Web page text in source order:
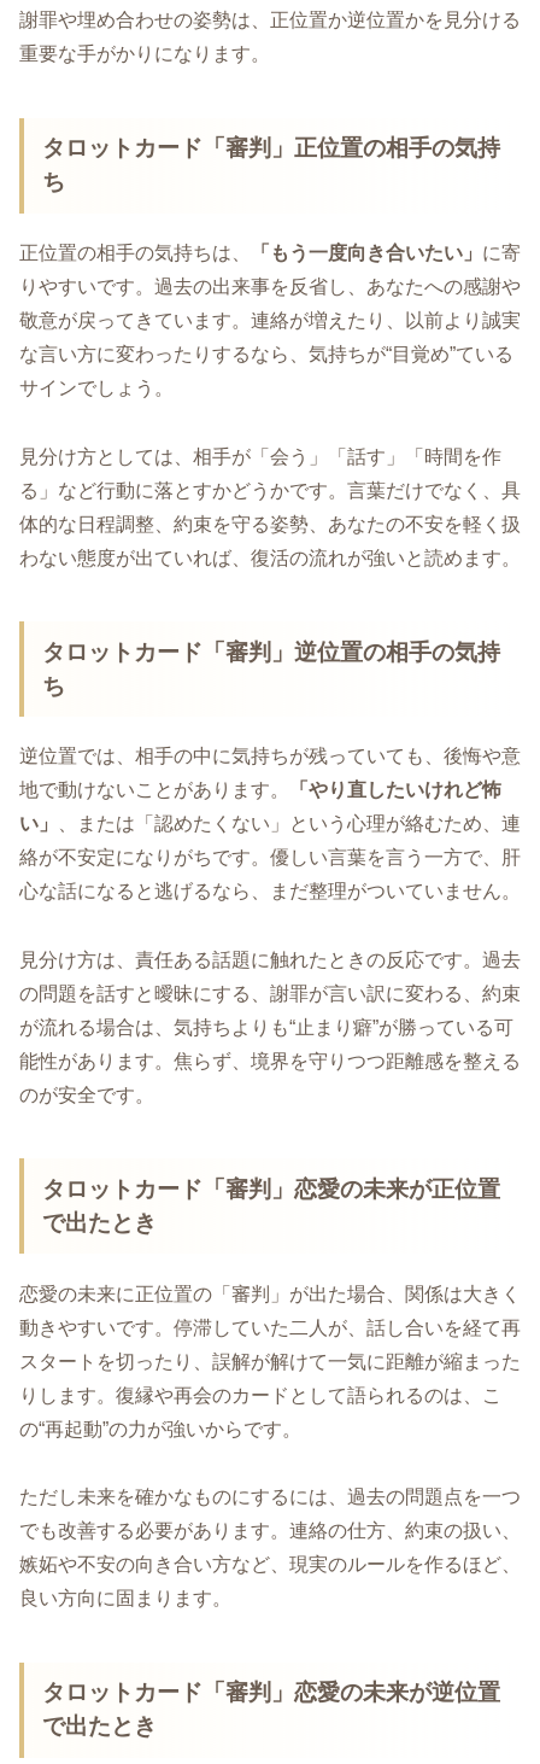
謝罪や埋め合わせの姿勢は、正位置か逆位置かを見分ける
重要な手がかりになります。
タロットカード「審判」正位置の相手の気持
ち
正位置の相手の気持ちは、 「もう一度向き合いたい」 に寄
りやすいです。過去の出来事を反省し、あなたへの感謝や
敬意が戻ってきています。連絡が増えたり、以前より誠実
な言い方に変わったりするなら、気持ちが“目覚め”ている
サインでしょう。
見分け方としては、相手が「会う」「話す」「時間を作
る」など行動に落とすかどうかです。言葉だけでなく、具
体的な日程調整、約束を守る姿勢、あなたの不安を軽く扱
わない態度が出ていれば、復活の流れが強いと読めます。
タロットカード「審判」逆位置の相手の気持
ち
逆位置では、相手の中に気持ちが残っていても、後悔や意
地で動けないことがあります。
「やり直したいけれど怖
い」
、または「認めたくない」という心理が絡むため、連
絡が不安定になりがちです。優しい言葉を言う一方で、肝
心な話になると逃げるなら、まだ整理がついていません。
見分け方は、責任ある話題に触れたときの反応です。過去
の問題を話すと曖昧にする、謝罪が言い訳に変わる、約束
が流れる場合は、気持ちよりも“止まり癖”が勝っている可
能性があります。焦らず、境界を守りつつ距離感を整える
のが安全です。
タロットカード「審判」恋愛の未来が正位置
で出たとき
恋愛の未来に正位置の「審判」が出た場合、関係は大きく
動きやすいです。停滞していた二人が、話し合いを経て再
スタートを切ったり、誤解が解けて一気に距離が縮まった
りします。復縁や再会のカードとして語られるのは、こ
の“再起動”の力が強いからです。
ただし未来を確かなものにするには、過去の問題点を一つ
でも改善する必要があります。連絡の仕方、約束の扱い、
嫉妬や不安の向き合い方など、現実のルールを作るほど、
良い方向に固まります。
タロットカード「審判」恋愛の未来が逆位置
で出たとき